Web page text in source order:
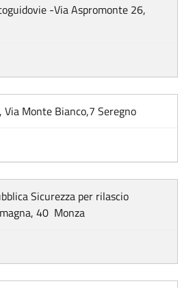
-Via Aspromonte 26,
Via Monte Bianco,7 Seregno
Sicurezza per rilascio
40 Monza